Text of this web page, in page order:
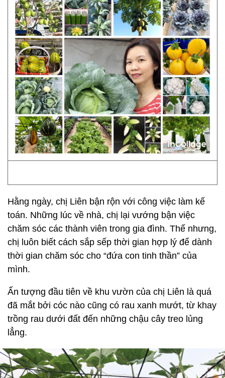
Hằng ngày, chị Liên bận rộn với công việc làm kế
toán. Những lúc về nhà, chị lại vướng bận việc
chăm sóc các thành viên trong gia đình. Thế nhưng,
chị luôn biết cách sắp sếp thời gian hợp lý để dành
thời gian chăm sóc cho “đứa con tinh thần” của
mình.
Ấn tượng đầu tiên về khu vườn của chị Liên là quá
đã mắt bởi cóc nào cũng có rau xanh mướt, từ khay
trồng rau dưới đất đến những chậu cây treo lủng
lẳng.